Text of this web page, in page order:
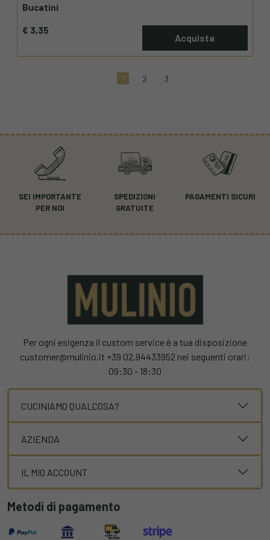
Bucatini
€ 3,35
Acquista
1 2 3
SEI IMPORTANTE
PER NOI
SPEDIZIONI
GRATUITE
PAGAMENTI SICURI
Per ogni esigenza il custom service è a tua disposizione
customer@mulinio.it +39 02.94433952 nei seguenti orari:
09:30 - 18:30
CUCINIAMO QUALCOSA?
AZIENDA
IL MIO ACCOUNT
Metodi di pagamento